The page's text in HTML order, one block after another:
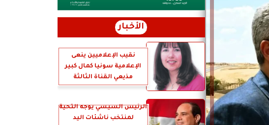
الأخبار
نقيب الإعلاميين ينعى
الإعلامية سونيا كمال كبير
مذيعي القناة الثالثة
الرئيس السيسي يوجه التحية
لمنتخب ناشئات اليد